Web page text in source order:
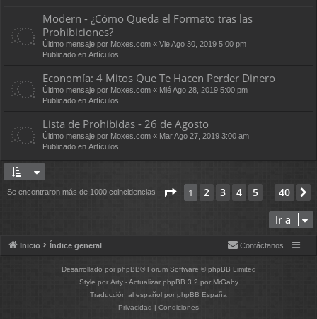
Modern - ¿Cómo Queda el Formato tras las
Prohibiciones?
Último mensaje por Moxes.com « Vie Ago 30, 2019 5:00 pm
Publicado en Artículos
Economía: 4 Mitos Que Te Hacen Perder Dinero
Último mensaje por Moxes.com « Mié Ago 28, 2019 5:00 pm
Publicado en Artículos
Lista de Prohibidas - 26 de Agosto
Último mensaje por Moxes.com « Mar Ago 27, 2019 3:00 am
Publicado en Artículos
Se encontraron más de 1000 coincidencias Página de 40
1 2 3 4 5 40
Ir a
Inicio Índice general Contáctanos
Desarrollado por phpBB® Forum Software © phpBB Limited
Style por Arty- Actualizar phpBB 3.2 por MrGaby
Traducción al español por phpBB España
Privacidad | Condiciones